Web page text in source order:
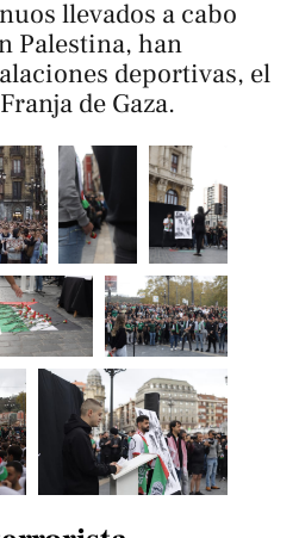
llevados a cabo
Palestina, han
deportivas, el
de Gaza.